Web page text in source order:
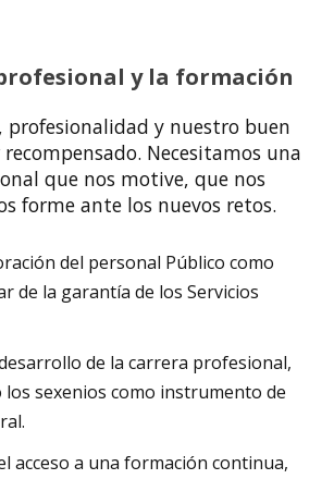
y la formación
profesionalidad y nuestro buen
recompensado. Necesitamos una
que nos motive, que nos
forme ante los nuevos retos.
del personal Público como
de la garantía de los Servicios
de la carrera profesional,
sexenios como instrumento de
acceso a una formación continua,